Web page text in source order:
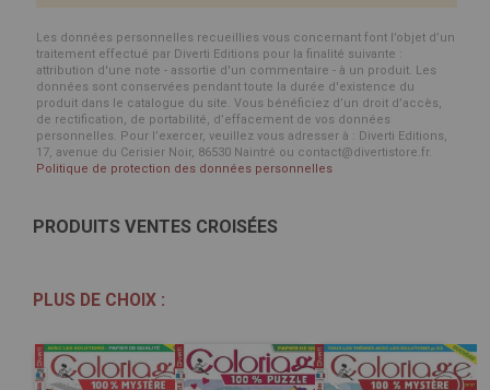
Les données personnelles recueillies vous concernant font l’objet d’un
traitement effectué par Diverti Editions pour la finalité suivante :
attribution d'une note - assortie d'un commentaire - à un produit. Les
données sont conservées pendant toute la durée d'existence du
produit dans le catalogue du site. Vous bénéficiez d’un droit d’accès,
de rectification, de portabilité, d’effacement de vos données
personnelles. Pour l’exercer, veuillez vous adresser à : Diverti Editions,
17, avenue du Cerisier Noir, 86530 Naintré ou contact@divertistore.fr.
Politique de protection des données personnelles
PRODUITS VENTES CROISÉES
PLUS DE CHOIX :